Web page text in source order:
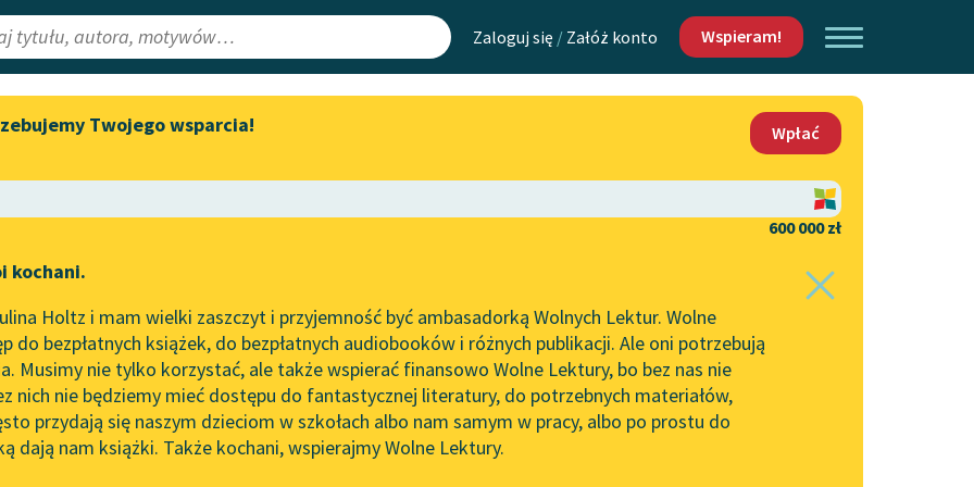
Zaloguj się / Załóż konto Wspieram!
Lektury
redakcyjne
Aktualności
Zapraszamy na spotkanie
literatury skandynawskiej
Wolne Lektury na 32.
Pol’and’Rock Festivalu
„Kochanek Lady Chatterley”
do słuchania na Wolnych
Lekturach
Nowy audiobook – „Marzenie
Mapa Wolnych Lektur
Leśmianator
API
OAI-PMH
Widget Wolnych Lektur
Kontakt
O projekcie
Zasady wykorzystania
Wolnych Lektur
Logotypy
Materiały promocyjne
Twojego wsparcia!
Wpłać
600 000 zł
kochani.
Holtz i mam wielki zaszczyt i przyjemność być ambasadorką Wolnych Lektur. Wolne
do bezpłatnych książek, do bezpłatnych audiobooków i różnych publikacji. Ale oni potrzebują
Musimy nie tylko korzystać, ale także wspierać finansowo Wolne Lektury, bo bez nas nie
nich nie będziemy mieć dostępu do fantastycznej literatury, do potrzebnych materiałów,
przydają się naszym dzieciom w szkołach albo nam samym w pracy, albo po prostu do
dają nam książki. Także kochani, wspierajmy Wolne Lektury.
Pozytywizm✖ Epika✖